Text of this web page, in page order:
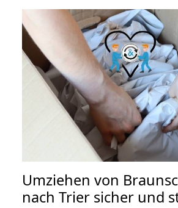
Umziehen von
nach Trier sicher und